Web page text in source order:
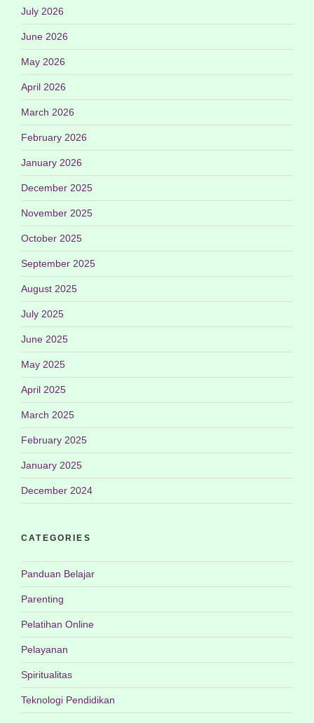
July 2026
June 2026
May 2026
April 2026
March 2026
February 2026
January 2026
December 2025
November 2025
October 2025
September 2025
August 2025
July 2025
June 2025
May 2025
April 2025
March 2025
February 2025
January 2025
December 2024
CATEGORIES
Panduan Belajar
Parenting
Pelatihan Online
Pelayanan
Spiritualitas
Teknologi Pendidikan